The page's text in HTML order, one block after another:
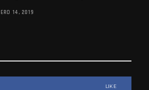
14, 2019
LIKE